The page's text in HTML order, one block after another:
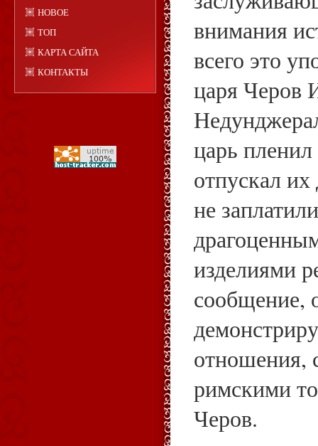
НОВОЕ
ТОП
КАРТА САЙТА
КОНТАКТЫ
внимания
всего это
царя Черов
царь
отпускал
не
изделиями
сообщение,
отношения,
римскими
Черов.